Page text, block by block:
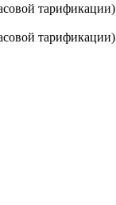
тарификации)
тарификации)